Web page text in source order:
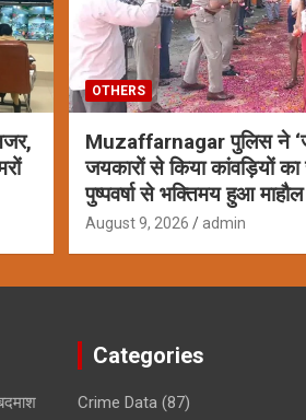
OTHERS
Muzaffarnagar पुलिस ने
जयकारों से किया कांवड़ियों का
पुष्पवर्षा से भक्तिमय हुआ माहौल
August 9, 2026 admin
Categories
Crime Data (87)